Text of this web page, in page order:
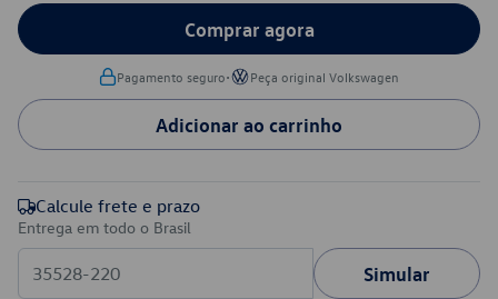
Comprar agora
Pagamento seguro• Peça original Volkswagen
Adicionar ao carrinho
Calcule frete e prazo
Entrega em todo o Brasil
Simular